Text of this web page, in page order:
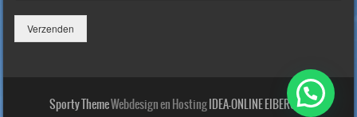
Verzenden
Sporty ThemeWebdesign en HostingIDEA-ONLINE EIBERGEN